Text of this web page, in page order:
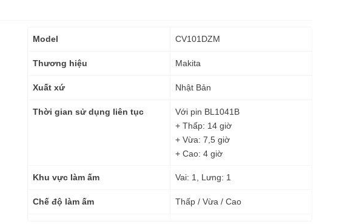
Thông
kỹ
Model CV101DZM
Thương hiệu Makita
Xuất xứ Nhật Bản
Thời gian sử dụng liên tục
Với pin BL1041B
+ Thấp: 14 giờ
+ Vừa: 7,5 giờ
+ Cao: 4 giờ
Khu vực làm ấm Vai: 1, Lưng: 1
Chế độ làm ấm Thấp / Vừa / Cao